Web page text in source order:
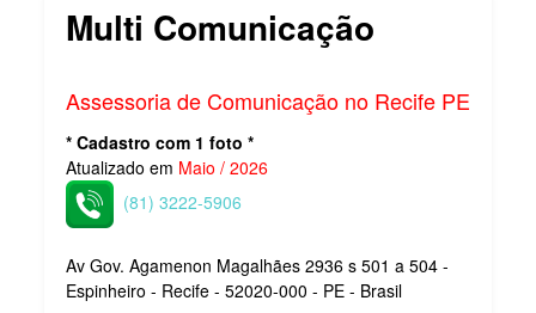
Multi Comunicação
Assessoria de Comunicação no Recife PE
* Cadastro com 1 foto *
Atualizado em Maio / 2026
(81) 3222-5906
Av Gov. Agamenon Magalhães 2936 s 501 a 504 -
Espinheiro - Recife - 52020-000 - PE - Brasil